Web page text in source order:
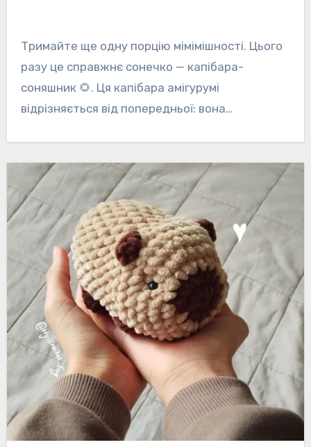
Тримайте ще одну порцію мімімішності. Цього
разу це справжнє сонечко — капібара-
соняшник 🌻. Ця капібара амігурумі
відрізняється від попередньої: вона…